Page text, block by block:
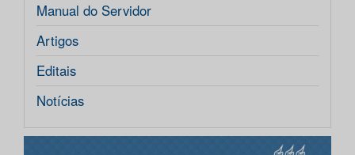
Manual do Servidor
Artigos
Editais
Notícias